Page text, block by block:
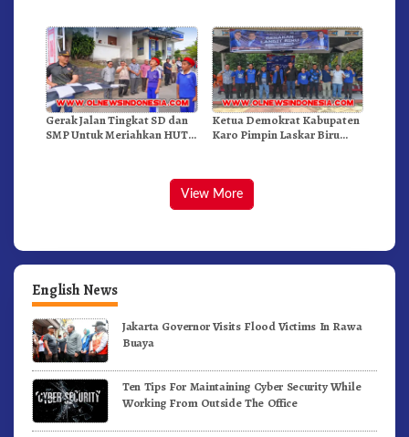
Gerak Jalan Tingkat SD dan
SMP Untuk Meriahkan HUT
Ketua Demokrat Kabupaten
Karo Pimpin Laskar Biru
View More
English News
Jakarta Governor Visits Flood Victims In Rawa
Buaya
Ten Tips For Maintaining Cyber Security While
Working From Outside The Office